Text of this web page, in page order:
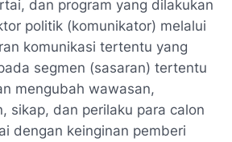
dan program yang dilakukan
politik (komunikator) melalui
komunikasi tertentu yang
segmen (sasaran) tertentu
mengubah wawasan,
sikap, dan perilaku para calon
dengan keinginan pemberi